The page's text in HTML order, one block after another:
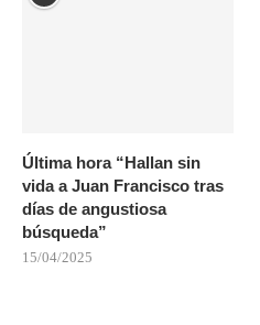
Última hora “Hallan sin
vida a Juan Francisco tras
días de angustiosa
búsqueda”
15/04/2025